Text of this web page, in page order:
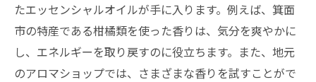
たエッセンシャルオイルが手に入ります。例えば、箕面
市の特産である柑橘類を使った香りは、気分を爽やかに
し、エネルギーを取り戻すのに役立ちます。また、地元
のアロマショップでは、さまざまな香りを試すことがで